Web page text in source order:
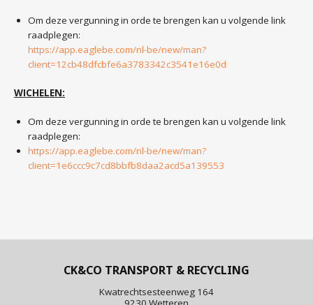
Om deze vergunning in orde te brengen kan u volgende link
raadplegen:
https://app.eaglebe.com/nl-be/new/man?
client=12cb48dfcbfe6a3783342c3541e16e0d
WICHELEN:
Om deze vergunning in orde te brengen kan u volgende link
raadplegen:
https://app.eaglebe.com/nl-be/new/man?
client=1e6ccc9c7cd8bbfb8daa2acd5a139553
CK&CO TRANSPORT & RECYCLING
Kwatrechtsesteenweg 164